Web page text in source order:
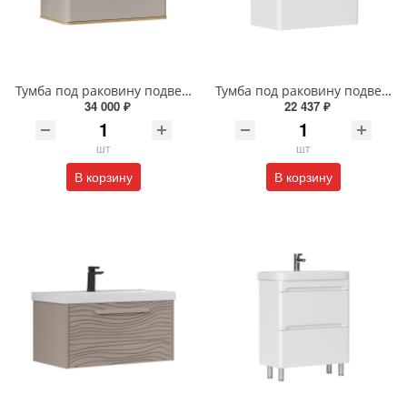
Тумба под раковину подвесная EQUIL Десерт 80.2Я/Desert 80.2Y с ручками в цвет амарок tpDSRT80.2Y-25R амарок/дуб
34 000 ₽
шт
В корзину
Тумба под раковину подвесная EQUIL Найс 70 см tpNICE70.2Y-05 белая
22 437 ₽
шт
В корзину